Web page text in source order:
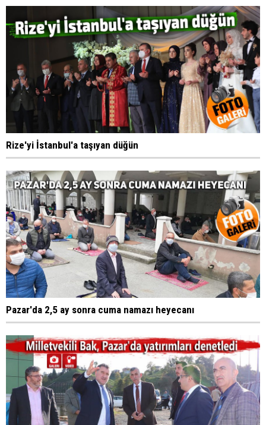
Rize'yi İstanbul'a taşıyan düğün
Pazar'da 2,5 ay sonra cuma namazı heyecanı